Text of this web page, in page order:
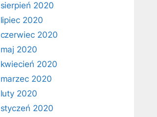
sierpień 2020
lipiec 2020
czerwiec 2020
maj 2020
kwiecień 2020
marzec 2020
luty 2020
styczeń 2020